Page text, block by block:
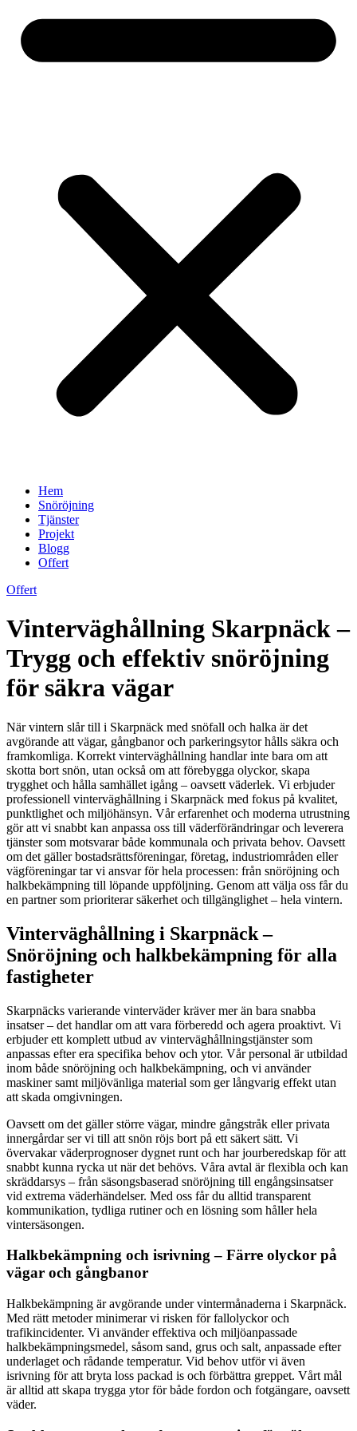
Hem
Snöröjning
Tjänster
Projekt
Blogg
Offert
Offert
Vinterväghållning Skarpnäck –
Trygg och effektiv snöröjning
för säkra vägar
När vintern slår till i Skarpnäck med snöfall och halka är det
avgörande att vägar, gångbanor och parkeringsytor hålls säkra och
framkomliga. Korrekt vinterväghållning handlar inte bara om att
skotta bort snön, utan också om att förebygga olyckor, skapa
trygghet och hålla samhället igång – oavsett väderlek. Vi erbjuder
professionell vinterväghållning i Skarpnäck med fokus på kvalitet,
punktlighet och miljöhänsyn. Vår erfarenhet och moderna utrustning
gör att vi snabbt kan anpassa oss till väderförändringar och leverera
tjänster som motsvarar både kommunala och privata behov. Oavsett
om det gäller bostadsrättsföreningar, företag, industriområden eller
vägföreningar tar vi ansvar för hela processen: från snöröjning och
halkbekämpning till löpande uppföljning. Genom att välja oss får du
en partner som prioriterar säkerhet och tillgänglighet – hela vintern.
Vinterväghållning i Skarpnäck –
Snöröjning och halkbekämpning för alla
fastigheter
Skarpnäcks varierande vinterväder kräver mer än bara snabba
insatser – det handlar om att vara förberedd och agera proaktivt. Vi
erbjuder ett komplett utbud av vinterväghållningstjänster som
anpassas efter era specifika behov och ytor. Vår personal är utbildad
inom både snöröjning och halkbekämpning, och vi använder
maskiner samt miljövänliga material som ger långvarig effekt utan
att skada omgivningen.
Oavsett om det gäller större vägar, mindre gångstråk eller privata
innergårdar ser vi till att snön röjs bort på ett säkert sätt. Vi
övervakar väderprognoser dygnet runt och har jourberedskap för att
snabbt kunna rycka ut när det behövs. Våra avtal är flexibla och kan
skräddarsys – från säsongsbaserad snöröjning till engångsinsatser
vid extrema väderhändelser. Med oss får du alltid transparent
kommunikation, tydliga rutiner och en lösning som håller hela
vintersäsongen.
Halkbekämpning och isrivning – Färre olyckor på
vägar och gångbanor
Halkbekämpning är avgörande under vintermånaderna i Skarpnäck.
Med rätt metoder minimerar vi risken för fallolyckor och
trafikincidenter. Vi använder effektiva och miljöanpassade
halkbekämpningsmedel, såsom sand, grus och salt, anpassade efter
underlaget och rådande temperatur. Vid behov utför vi även
isrivning för att bryta loss packad is och förbättra greppet. Vårt mål
är alltid att skapa trygga ytor för både fordon och fotgängare, oavsett
väder.